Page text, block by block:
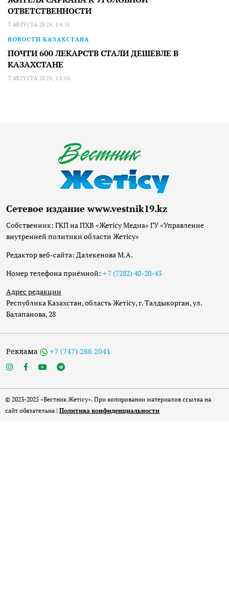
ОТВЕТСТВЕННОСТИ
7 АВГУСТА 2026, 16:51
НОВОСТИ КАЗАХСТАНА
ПОЧТИ 600 ЛЕКАРСТВ СТАЛИ ДЕШЕВЛЕ В
КАЗАХСТАНЕ
7 АВГУСТА 2026, 16:06
Сетевое издание www.vestnik19.kz
Собственник: ГКП на ПХВ «Жетісу Медиа» ГУ «Управление
внутренней политики области Жетісу»
Редактор веб-сайта: Далекенова М.А.
Номер телефона приёмной: + 7 (7282) 40-20-43
Адрес редакции
Республика Казахстан, область Жетісу, г. Талдыкорган, ул.
Балапанова, 28
Реклама +7 (747) 286 2041
© 2023-2025 «Вестник Жетісу». При копировании материалов ссылка на
сайт обязательна | Политика конфиденциальности